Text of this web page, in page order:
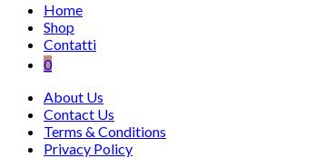
Home
Shop
Contatti
0
About Us
Contact Us
Terms & Conditions
Privacy Policy